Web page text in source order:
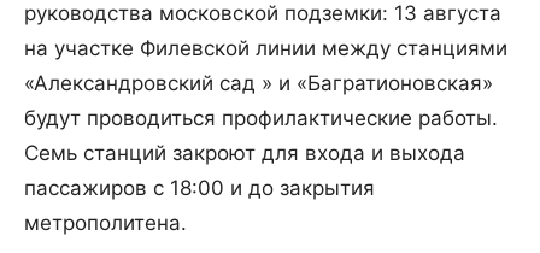
руководства московской подземки: 13 августа
на участке Филевской линии между станциями
«Александровский сад » и «Багратионовская»
будут проводиться профилактические работы.
Семь станций закроют для входа и выхода
пассажиров с 18:00 и до закрытия
метрополитена.